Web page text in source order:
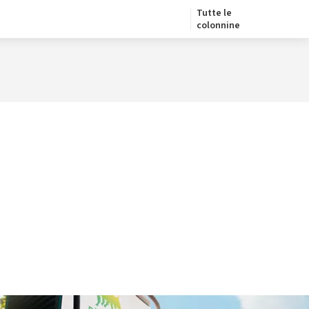
Tutte le
colonnine